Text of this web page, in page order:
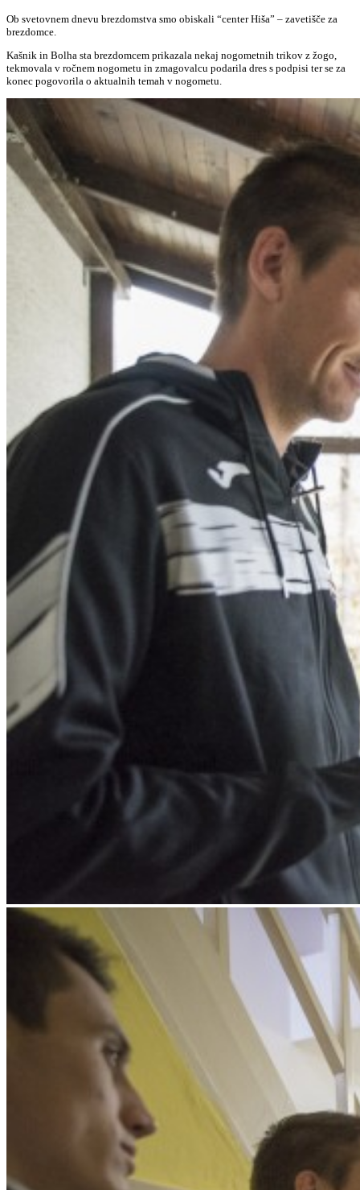
Ob svetovnem dnevu brezdomstva smo obiskali “center Hiša” – zavetišče za
brezdomce.
Kašnik in Bolha sta brezdomcem prikazala nekaj nogometnih trikov z žogo,
tekmovala v ročnem nogometu in zmagovalcu podarila dres s podpisi ter se za
konec pogovorila o aktualnih temah v nogometu.